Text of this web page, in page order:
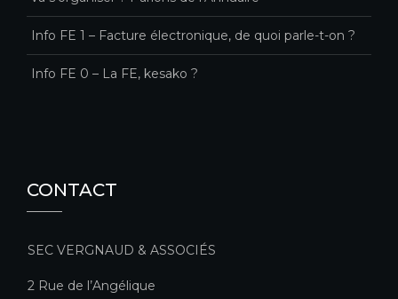
Info FE 1 – Facture électronique, de quoi parle-t-on ?
Info FE 0 – La FE, kesako ?
CONTACT
SEC VERGNAUD & ASSOCIÉS
2 Rue de l’Angélique